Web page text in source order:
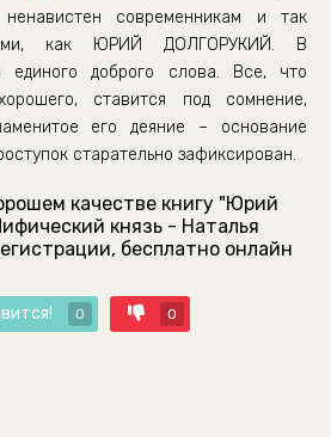
современникам и так
как ЮРИЙ ДОЛГОРУКИЙ. В
доброго слова. Все, что
ставится под сомнение,
его деяние – основание
старательно зафиксирован.
качестве книгу "Юрий
князь - Наталья
бесплатно онлайн
0 0